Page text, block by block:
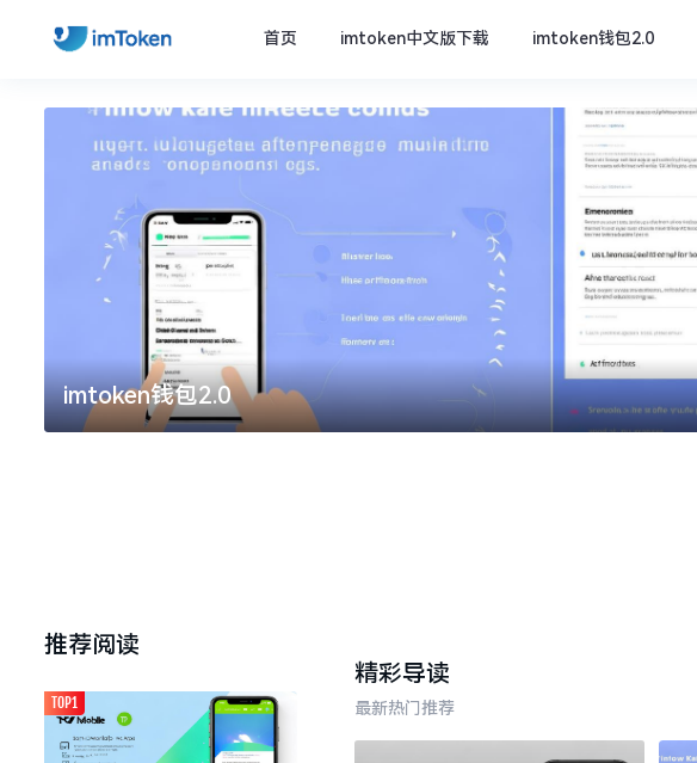
首页 imtoken中文版下载 imtoken钱包2.0
imtoken钱包2.0
推荐阅读
TOP1
精彩导读
最新热门推荐